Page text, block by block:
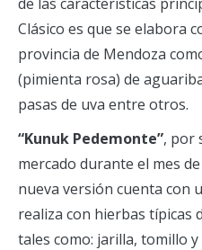
Clásico es que se elabora
provincia de Mendoza
(pimienta rosa) de
pasas de uva entre otros.
“Kunuk Pedemonte”, por
mercado durante el mes
nueva versión cuenta con
realiza con hierbas típicas
tales como: jarilla, tomillo y